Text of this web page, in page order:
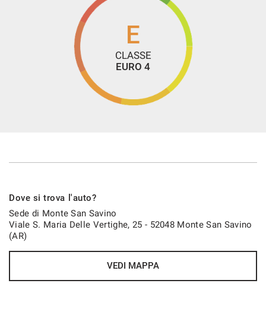
E
CLASSE
EURO 4
Dove si trova l'auto?
Sede di Monte San Savino
Viale S. Maria Delle Vertighe, 25 - 52048 Monte San Savino
(AR)
VEDI MAPPA